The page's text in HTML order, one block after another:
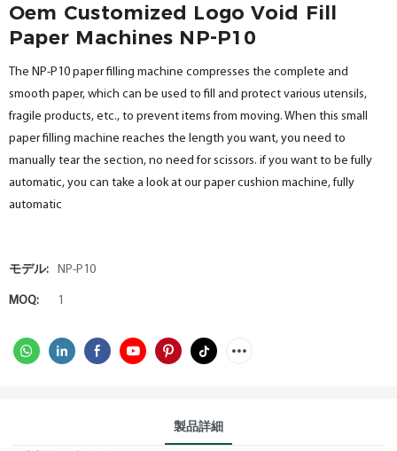
Oem Customized Logo Void Fill
Paper Machines NP-P10
The NP-P10 paper filling machine compresses the complete and
smooth paper, which can be used to fill and protect various utensils,
fragile products, etc., to prevent items from moving. When this small
paper filling machine reaches the length you want, you need to
manually tear the section, no need for scissors. if you want to be fully
automatic, you can take a look at our paper cushion machine, fully
automatic
モデル: NP-P10
MOQ: 1
製品詳細